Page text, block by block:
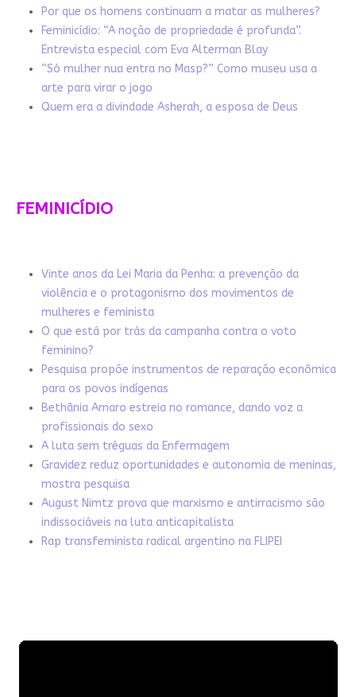
Por que os homens continuam a matar as mulheres?
Feminicídio: “A noção de propriedade é profunda”.
Entrevista especial com Eva Alterman Blay
“Só mulher nua entra no Masp?” Como museu usa a
arte para virar o jogo
Quem era a divindade Asherah, a esposa de Deus
FEMINICÍDIO
Vinte anos da Lei Maria da Penha: a prevenção da
violência e o protagonismo dos movimentos de
mulheres e feminista
O que está por trás da campanha contra o voto
feminino?
Pesquisa propõe instrumentos de reparação econômica
para os povos indígenas
Bethânia Amaro estreia no romance, dando voz a
profissionais do sexo
A luta sem tréguas da Enfermagem
Gravidez reduz oportunidades e autonomia de meninas,
mostra pesquisa
August Nimtz prova que marxismo e antirracismo são
indissociáveis na luta anticapitalista
Rap transfeminista radical argentino na FLIPEI